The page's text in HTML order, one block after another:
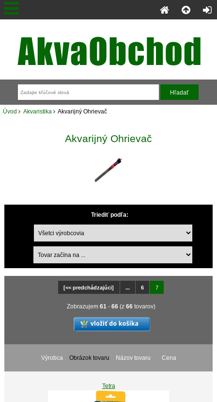
Úvod Akvaristika Akvarijný Ohrievač
Akvarijný Ohrievač
Triediť podľa:
[<< predchádzajúci] ... 6 7
Zobrazujem 61 - 66(z 66tovarov)
Výrobca Obrázok tovaru Názov tovaru Cena
Tetra